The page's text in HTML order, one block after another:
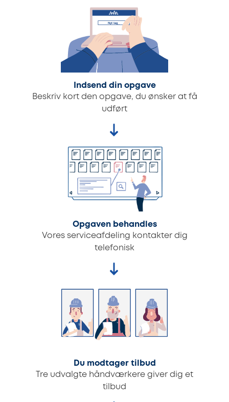
Indsend din opgave
Beskriv kort den opgave, du ønsker at få
udført
Opgaven behandles
Vores serviceafdeling kontakter dig
telefonisk
Du modtager tilbud
Tre udvalgte håndværkere giver dig et
tilbud